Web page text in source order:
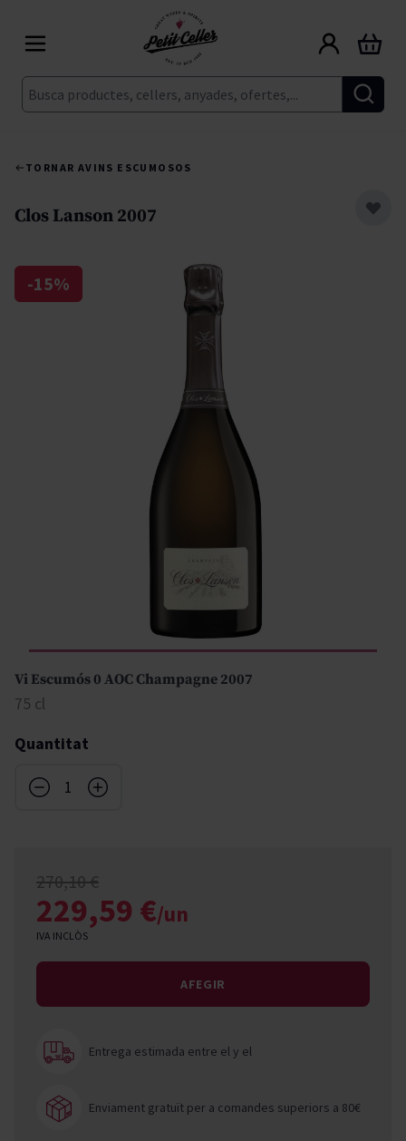
Cerca
Cart
TORNAR AVINS ESCUMOSOS
Clos Lanson 2007
-15%
Vi Escumós 0 AOC Champagne 2007
75 cl
Quantitat
270,10 €
229,59 €/un
IVA INCLÒS
AFEGIR
Entrega estimada entre ely el
Enviament gratuït per a comandes superiors a 80€